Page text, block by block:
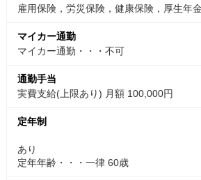
雇用保険，労災保険，健康保険，厚生年
マイカー通勤
マイカー通勤・・・不可
通勤手当
実費支給(上限あり) 月額 100,000円
定年制
あり
定年年齢・・・一律 60歳